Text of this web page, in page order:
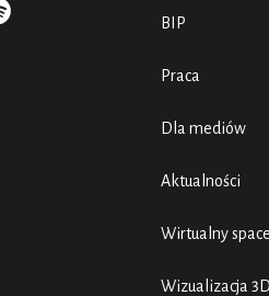
BIP
Praca
Dla mediów
Aktualności
Wirtualny
Wizualizacja